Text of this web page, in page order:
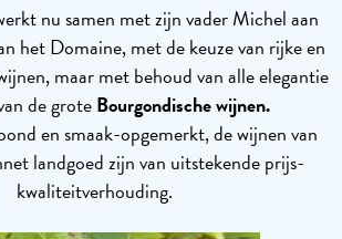
nu samen met zijn vader Michel aan
het Domaine, met de keuze van rijke en
maar met behoud van alle elegantie
de groteBourgondischewijnen.
en smaak-opgemerkt, de wijnen van
landgoed zijn van uitstekende prijs-
kwaliteitverhouding.